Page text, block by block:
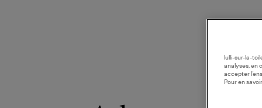
lulli-sur-la-
analyses, en
accepter
Pour en